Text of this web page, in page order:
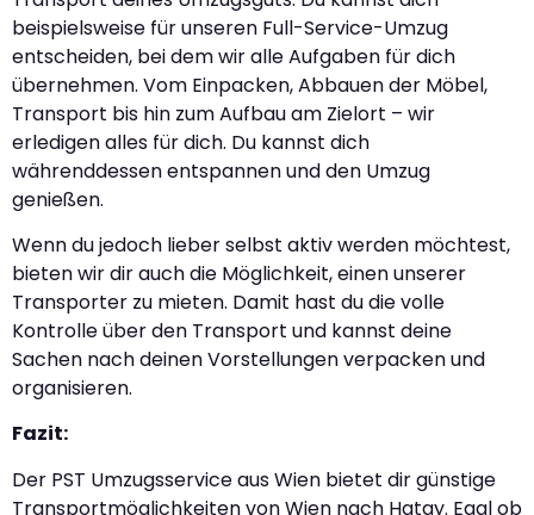
beispielsweise für unseren Full-Service-Umzug
entscheiden, bei dem wir alle Aufgaben für dich
übernehmen. Vom Einpacken, Abbauen der Möbel,
Transport bis hin zum Aufbau am Zielort – wir
erledigen alles für dich. Du kannst dich
währenddessen entspannen und den Umzug
genießen.
Wenn du jedoch lieber selbst aktiv werden möchtest,
bieten wir dir auch die Möglichkeit, einen unserer
Transporter zu mieten. Damit hast du die volle
Kontrolle über den Transport und kannst deine
Sachen nach deinen Vorstellungen verpacken und
organisieren.
Fazit:
Der PST Umzugsservice aus Wien bietet dir günstige
Transportmöglichkeiten von Wien nach Hatay. Egal ob